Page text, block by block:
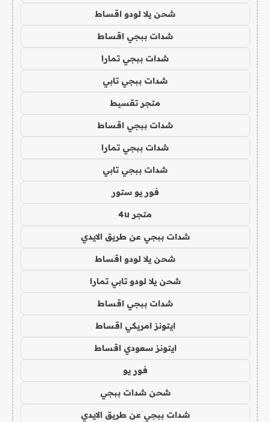
شحن يلا لودو اقساط
شدات ببجي اقساط
شدات ببجي تمارا
شدات ببجي تابي
متجر تقسيط
شدات ببجي اقساط
شدات ببجي تمارا
شدات ببجي تابي
فور يو ستور
متجر 4u
شدات ببجي عن طريق الايدي
شحن يلا لودو اقساط
شحن يلا لودو تابي تمارا
شدات ببجي اقساط
ايتونز امريكي اقساط
ايتونز سعودي اقساط
فور يو
شحن شدات ببجي
شدات ببجي عن طريق الايدي